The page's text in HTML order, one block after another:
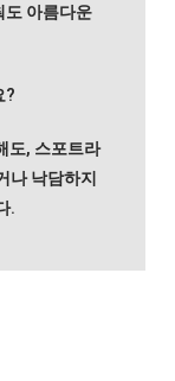
도 아름다운
?
도, 스포트라
나 낙담하지
.